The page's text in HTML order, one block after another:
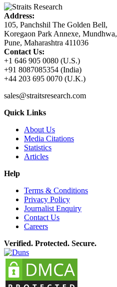
Address:
105, Panchshil The Golden Bell,
Koregaon Park Annexe, Mundhwa,
Pune, Maharashtra 411036
Contact Us:
+1 646 905 0080 (U.S.)
+91 8087085354 (India)
+44 203 695 0070 (U.K.)
sales@straitsresearch.com
Quick Links
About Us
Media Citations
Statistics
Articles
Help
Terms & Conditions
Privacy Policy
Journalist Enquiry
Contact Us
Careers
Verified. Protected. Secure.